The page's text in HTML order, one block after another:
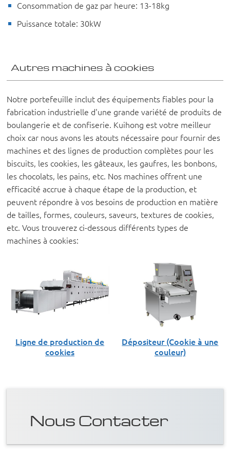
Consommation de gaz par heure: 13-18kg
Puissance totale: 30kW
Autres machines à cookies
Notre portefeuille inclut des équipements fiables pour la
fabrication industrielle d'une grande variété de produits de
boulangerie et de confiserie. Kuihong est votre meilleur
choix car nous avons les atouts nécessaire pour fournir des
machines et des lignes de production complètes pour les
biscuits, les cookies, les gâteaux, les gaufres, les bonbons,
les chocolats, les pains, etc. Nos machines offrent une
efficacité accrue à chaque étape de la production, et
peuvent répondre à vos besoins de production en matière
de tailles, formes, couleurs, saveurs, textures de cookies,
etc. Vous trouverez ci-dessous différents types de
machines à cookies:
Ligne de production de
cookies
Dépositeur (Cookie à une
couleur)
Nous Contacter